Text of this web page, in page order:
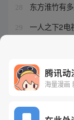
28 东方淮竹有
29 一人之下2电
狐妖小红娘
腾讯
海量漫画
网站